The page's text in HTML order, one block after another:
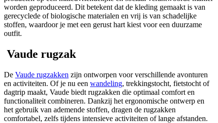
worden geproduceerd. Dit betekent dat de kleding gemaakt is van
gerecyclede of biologische materialen en vrij is van schadelijke
stoffen, waardoor je met een gerust hart kiest voor een duurzame
outfit.
Vaude rugzak
De Vaude rugzakken zijn ontworpen voor verschillende avonturen
en activiteiten. Of je nu een wandeling, trekkingstocht, fietstocht of
dagtrip maakt, Vaude biedt rugzakken die optimaal comfort en
functionaliteit combineren. Dankzij het ergonomische ontwerp en
het gebruik van ademende stoffen, dragen de rugzakken
comfortabel, zelfs tijdens intensieve activiteiten of lange afstanden.